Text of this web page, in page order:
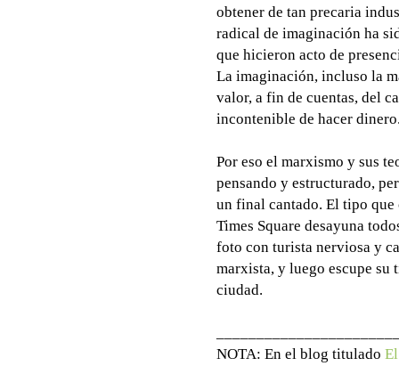
obtener de tan precaria
radical de imaginación ha
que hicieron acto de
La imaginación, incluso la
valor, a fin de cuentas, del
incontenible de hacer
Por eso el marxismo y sus
pensando y estructurado,
un final cantado. El tipo
Times Square desayuna
foto con turista nerviosa y
marxista, y luego escupe su
ciudad.
NOTA: En el blog titulado